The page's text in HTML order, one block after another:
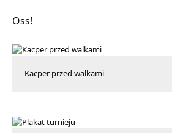
Oss!
Kacper przed walkami